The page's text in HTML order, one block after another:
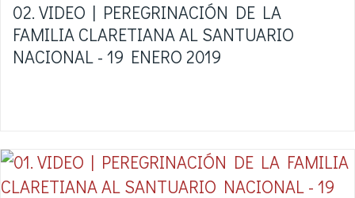
02. VIDEO | PEREGRINACIÓN DE LA
FAMILIA CLARETIANA AL SANTUARIO
NACIONAL - 19 ENERO 2019